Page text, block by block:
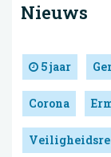
Nieuws
5 jaar
Corona